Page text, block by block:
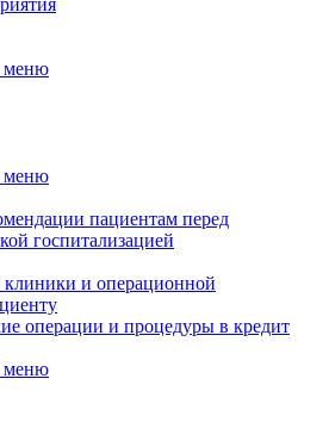
меню
меню
пациентам перед
госпитализацией
и операционной
операции и процедуры в кредит
меню